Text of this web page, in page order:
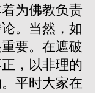
为佛教负责
。当然，如
要。在遮破
，以非理的
平时大家在